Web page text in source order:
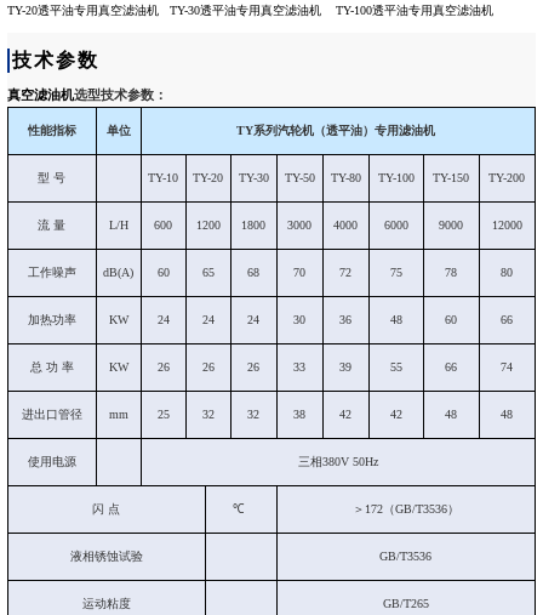
TY-20透平油专用真空滤油机
TY-30透平油专用真空滤油机 TY-100透平油专用真空滤油机
技术参数
真空滤油机选型技术参数：
性能指标 单位 TY系列汽轮机（透平油）专用滤油机
型 号 TY-10 TY-20 TY-30 TY-50 TY-80 TY-100 TY-150 TY-200
流 量 L/H 600 1200 1800 3000 4000 6000 9000 12000
工作噪声 dB(A) 60 65 68 70 72 75 78 80
加热功率 KW 24 24 24 30 36 48 60 66
总 功 率 KW 26 26 26 33 39 55 66 74
进出口管径 mm 25 32 32 38 42 42 48 48
使用电源 三相380V 50Hz
闪 点 ℃ ＞172（GB/T3536）
液相锈蚀试验 GB/T3536
运动粘度 GB/T265